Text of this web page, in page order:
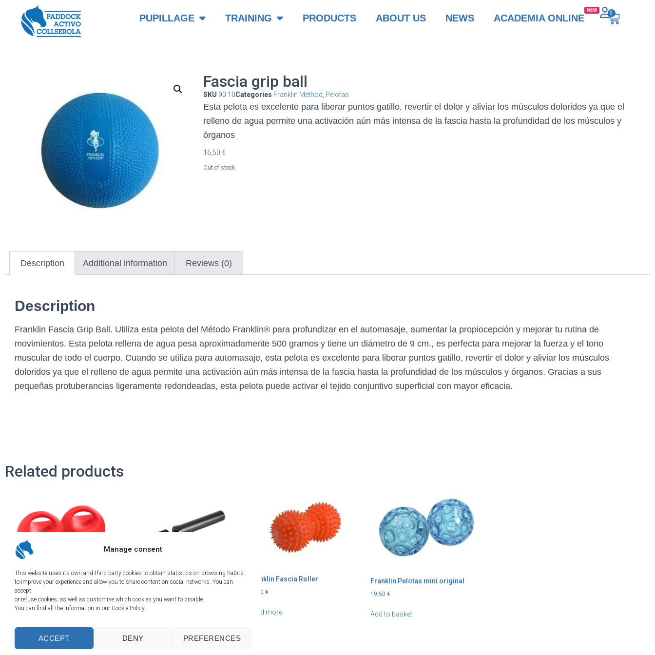
Manage consent
This website uses its own and third-party cookies to obtain statistics on browsing habits.
to improve your experience and allow you to share content on social networks. You can
accept
or refuse cookies, as well as customise which cookies you want to disable.
You can find all the information in our Cookie Policy.
ACCEPT DENY PREFERENCES
PUPILLAGE TRAINING PRODUCTS ABOUT US NEWS ACADEMIA ONLINE 0
Fascia grip ball
SKU 90.10Categories Franklin Method Pelotas
Esta pelota es excelente para liberar puntos gatillo, revertir el dolor y aliviar los músculos doloridos ya que el
relleno de agua permite una activación aún más intensa de la fascia hasta la profundidad de los músculos y
órganos
16,50€
Out of stock
Description Additional information Reviews (0)
Description
Franklin Fascia Grip Ball. Utiliza esta pelota del Método Franklin® para profundizar en el automasaje, aumentar la propiocepción y mejorar tu rutina de
movimientos. Esta pelota rellena de agua pesa aproximadamente 500 gramos y tiene un diámetro de 9 cm., es perfecta para mejorar la fuerza y el tono
muscular de todo el cuerpo. Cuando se utiliza para automasaje, esta pelota es excelente para liberar puntos gatillo, revertir el dolor y aliviar los músculos
doloridos ya que el relleno de agua permite una activación aún más intensa de la fascia hasta la profundidad de los músculos y órganos. Gracias a sus
pequeñas protuberancias ligeramente redondeadas, esta pelota puede activar el tejido conjuntivo superficial con mayor eficacia.
Related products
Training ball
38,40 € 9,50€
Franklin Fascia Roller
19,50 €
Read more
Franklin Pelotas mini original
19,50 €
Add to basket